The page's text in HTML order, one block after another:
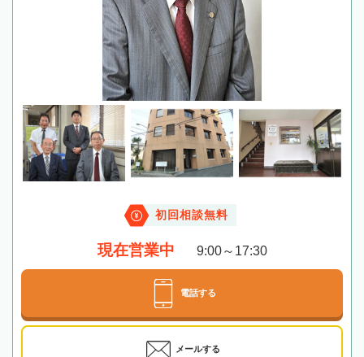
初回相談無料
現在営業中 9:00～17:30
電話する
メールする